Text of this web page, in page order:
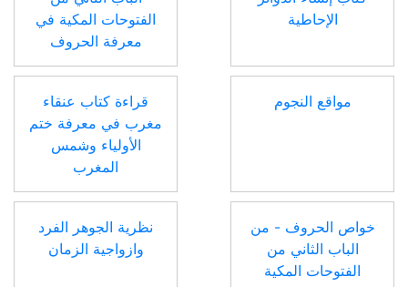
الإحاطية
الفتوحات المكية في
معرفة الحروف
مواقع النجوم
قراءة كتاب عنقاء
مغرب في معرفة ختم
الأولياء وشمس
المغرب
خواص الحروف - من
الباب الثاني من
الفتوحات المكية
نظرية الجوهر الفرد
وازواجية الزمان